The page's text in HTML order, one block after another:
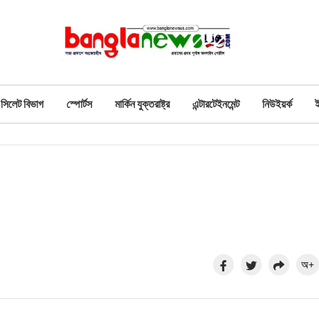
সিলেট বিভাগ স্পোর্টস মার্কিন যুক্তরাষ্ট্র এন্টারটেইনমেন্ট নিউইয়র্ক
অ+